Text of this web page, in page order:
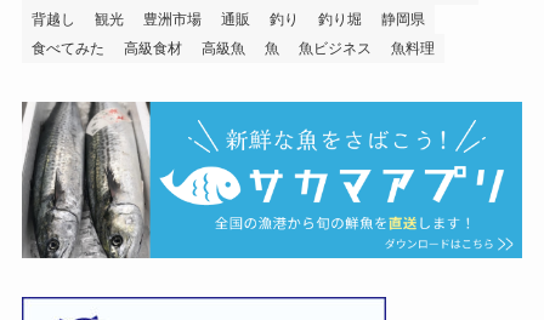
背越し
観光 豊洲市場 通販 釣り 釣り堀
静岡県
食べてみた
高級食材 高級魚 魚 魚ビジネス 魚料理